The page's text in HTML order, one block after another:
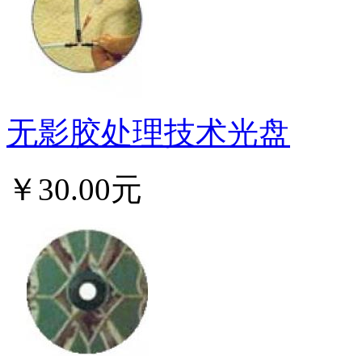
无影胶处理技术光盘
￥30.00元